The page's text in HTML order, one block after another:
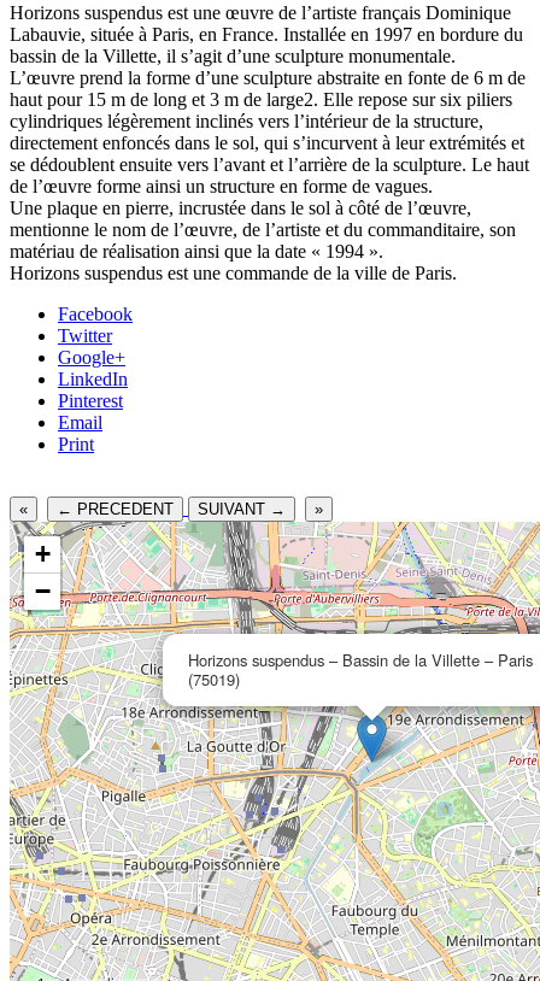
Horizons suspendus est une œuvre de l’artiste français Dominique
Labauvie, située à Paris, en France. Installée en 1997 en bordure du
bassin de la Villette, il s’agit d’une sculpture monumentale.
L’œuvre prend la forme d’une sculpture abstraite en fonte de 6 m de
haut pour 15 m de long et 3 m de large2. Elle repose sur six piliers
cylindriques légèrement inclinés vers l’intérieur de la structure,
directement enfoncés dans le sol, qui s’incurvent à leur extrémités et
se dédoublent ensuite vers l’avant et l’arrière de la sculpture. Le haut
de l’œuvre forme ainsi un structure en forme de vagues.
Une plaque en pierre, incrustée dans le sol à côté de l’œuvre,
mentionne le nom de l’œuvre, de l’artiste et du commanditaire, son
matériau de réalisation ainsi que la date « 1994 ».
Horizons suspendus est une commande de la ville de Paris.
Facebook
Twitter
Google+
LinkedIn
Pinterest
Email
Print
« ← PRECEDENT SUIVANT → »
Horizons suspendus – Bassin de la Villette – Paris
(75019)
+
−